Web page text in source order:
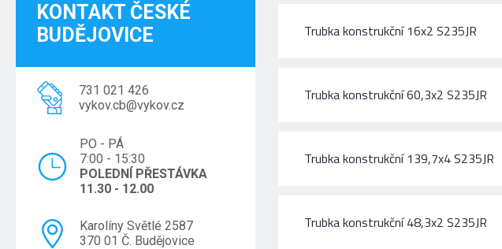
KONTAKT ČESKÉ
BUDĚJOVICE
731 021 426
vykov.cb@vykov.cz
PO - PÁ
7:00 - 15:30
POLEDNÍ PŘESTÁVKA
11.30 - 12.00
Karolíny Světlé 2587
370 01 Č. Budějovice
Trubka konstrukční 16x2 S235JR
Trubka konstrukční 60,3x2 S235JR
Trubka konstrukční 139,7x4 S235JR
Trubka konstrukční 48,3x2 S235JR